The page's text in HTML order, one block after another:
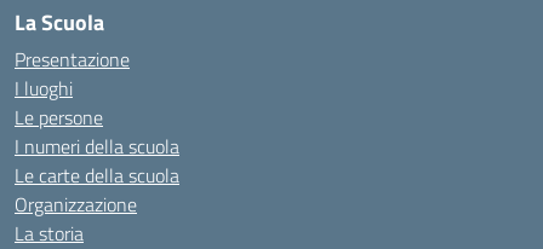
La Scuola
Presentazione
I luoghi
Le persone
I numeri della scuola
Le carte della scuola
Organizzazione
La storia